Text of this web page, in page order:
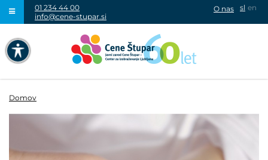
NAVIGACIJA PREKO TIPKOVNICE
01 234 44 00
info@cene-stupar.si
sl en
O nas
Domov